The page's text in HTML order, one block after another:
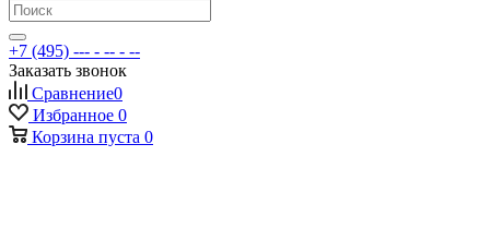
+7 (495) --- - -- - --
Заказать звонок
Сравнение0
Избранное 0
Корзина пуста 0